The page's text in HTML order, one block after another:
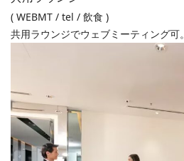
( WEBMT / tel / 飲食 )
共用ラウンジでウェブミーティング可。